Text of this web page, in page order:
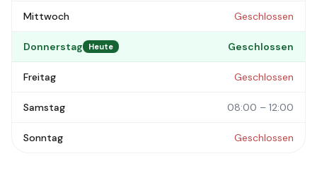
Mittwoch Geschlossen
Donnerstag Heute Geschlossen
Freitag Geschlossen
Samstag 08:00 – 12:00
Sonntag Geschlossen